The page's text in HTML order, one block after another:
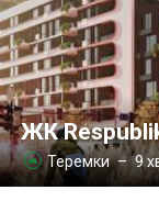
ЖК
 Теремки– 9